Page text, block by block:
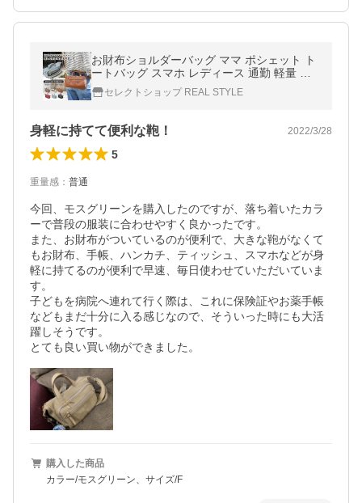
お財布ショルダーバッグ ママ ポシェット ト
ートバッグ スマホ レディース 通勤 軽量 大
容量 小さめ 旅行 トラベル 斜めがけ マザー
ズ 肩掛け ミニ バック
セレクトショップ REAL STYLE
身軽に持てて便利な鞄！ 2022/3/28
5
重量感 ： 普通
今回、モスグリーンを購入したのですが、落ち着いたカラ
ーで普段の服装に合わせやすく良かったです。
また、お財布がついているのが便利で、大きな鞄がなくて
もお財布、手帳、ハンカチ、ティッシュ、スマホなどが身
軽に持てるのが便利で早速、毎日使わせていただいていま
す。
子どもを病院へ連れて行く際は、これに保険証やお薬手帳
などもまだ十分に入る感じなので、そういった時にも大活
躍しそうです。
とても良い買い物ができました。
購入した商品
カラー/モスグリーン、サイズ/F